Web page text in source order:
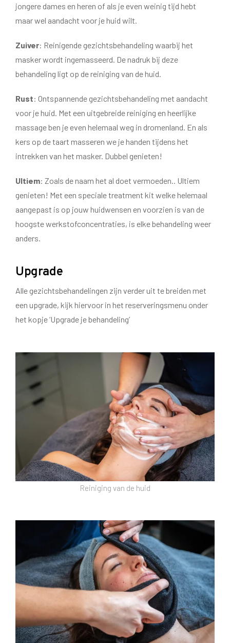
jongere dames en heren of als je even weinig tijd hebt
maar wel aandacht voor je huid wilt.
Zuiver: Reinigende gezichtsbehandeling waarbij het
masker wordt ingemasseerd. De nadruk bij deze
behandeling ligt op de reiniging van de huid.
Rust: Ontspannende gezichtsbehandeling met aandacht
voor je huid. Met een uitgebreide reiniging en heerlijke
massage ben je even helemaal weg in dromenland. En als
kers op de taart masseren we je handen tijdens het
intrekken van het masker. Dubbel genieten!
Ultiem: Zoals de naam het al doet vermoeden.. Ultiem
genieten! Met een speciale treatment kit welke helemaal
aangepast is op jouw huidwensen en voorzien is van de
hoogste werkstofconcentraties, is elke behandeling weer
anders.
Upgrade
Alle gezichtsbehandelingen zijn verder uit te breiden met
een upgrade, kijk hiervoor in het reserveringsmenu onder
het kopje ‘Upgrade je behandeling’
Reiniging van de huid